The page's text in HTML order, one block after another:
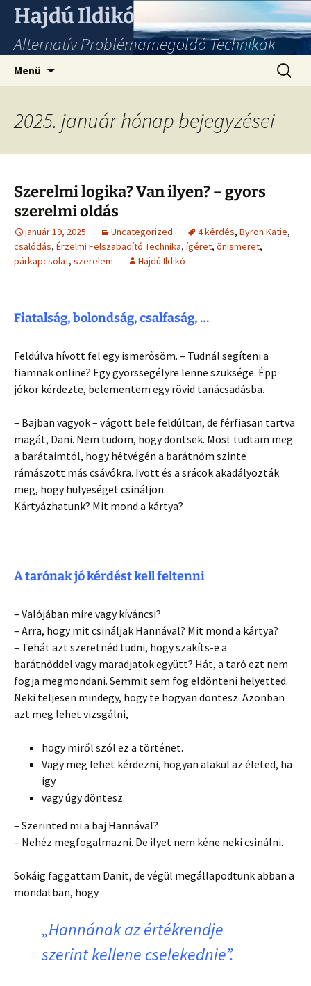
Hajdú Ildikó
Alternatív Problémamegoldó Technikák
Menü
2025. január hónap bejegyzései
Szerelmi logika? Van ilyen? – gyors
szerelmi oldás
január 19, 2025 Uncategorized 4 kérdés, Byron Katie,
csalódás, Érzelmi Felszabadító Technika, ígéret, önismeret,
párkapcsolat, szerelem Hajdú Ildikó
Fiatalság, bolondság, csalfaság, …
Feldúlva hívott fel egy ismerősöm. – Tudnál segíteni a
fiamnak online? Egy gyorssegélyre lenne szüksége. Épp
jókor kérdezte, belementem egy rövid tanácsadásba.
– Bajban vagyok – vágott bele feldúltan, de férfiasan tartva
magát, Dani. Nem tudom, hogy döntsek. Most tudtam meg
a barátaimtól, hogy hétvégén a barátnőm szinte
rámászott más csávókra. Ivott és a srácok akadályozták
meg, hogy hülyeséget csináljon.
Kártyázhatunk? Mit mond a kártya?
A tarónak jó kérdést kell feltenni
– Valójában mire vagy kíváncsi?
– Arra, hogy mit csináljak Hannával? Mit mond a kártya?
– Tehát azt szeretnéd tudni, hogy szakíts-e a
barátnőddel vagy maradjatok együtt? Hát, a taró ezt nem
fogja megmondani. Semmit sem fog eldönteni helyetted.
Neki teljesen mindegy, hogy te hogyan döntesz. Azonban
azt meg lehet vizsgálni,
hogy miről szól ez a történet.
Vagy meg lehet kérdezni, hogyan alakul az életed, ha
így
vagy úgy döntesz.
– Szerinted mi a baj Hannával?
– Nehéz megfogalmazni. De ilyet nem kéne neki csinálni.
Sokáig faggattam Danit, de végül megállapodtunk abban a
mondatban, hogy
„Hannának az értékrendje
szerint kellene cselekednie”.